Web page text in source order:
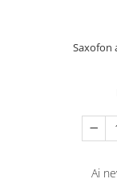
Microfoane de
Microfoane de
Microfoane de
Microfoane
Microfoane pt
Saxofon
Ai